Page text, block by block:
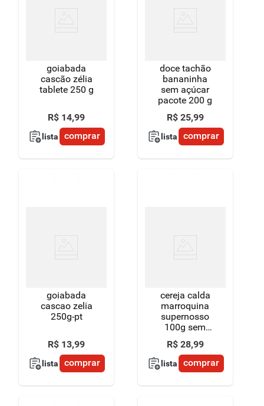
goiabada
cascão zélia
tablete 250 g
R$ 14,99
lista comprar
doce tachão
bananinha
sem açúcar
pacote 200 g
R$ 25,99
lista comprar
goiabada
cascao zelia
250g-pt
R$ 13,99
lista comprar
cereja calda
marroquina
supernosso
100g sem
caroco
R$ 28,99
lista comprar